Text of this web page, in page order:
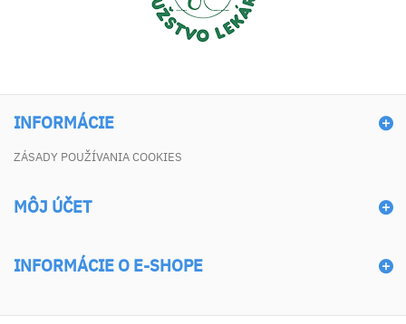
INFORMÁCIE
ZÁSADY POUŽÍVANIA COOKIES
MÔJ ÚČET
INFORMÁCIE O E-SHOPE